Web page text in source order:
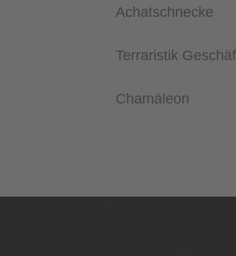
Achatschnecke
Terraristik
Chamäleon